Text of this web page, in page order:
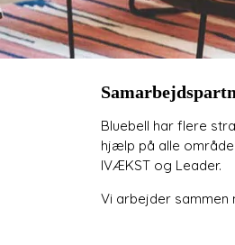
Bluebell har flere
hjælp på alle
IVÆKST og Leader.
Vi arbejder sammen